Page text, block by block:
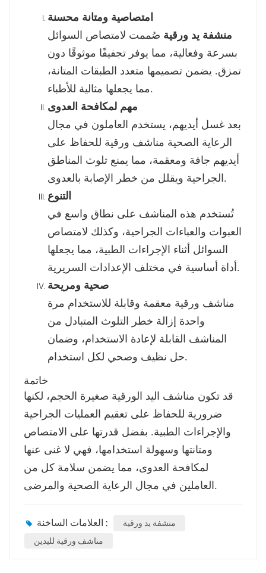
امتصاصية ومتانة محسنة
منشفة يد ورقية صُممت لامتصاص السوائل
بسرعة وفعالية، مما يوفر تجفيفًا موثوقًا دون
تمزق. يضمن تصميمها متعدد الطبقات المتانة،
مما يجعلها مثالية للأطباء.
مهم لمكافحة العدوى
بعد غسل أيديهم، يستخدم العاملون في مجال
الرعاية الصحية مناشف ورقية للحفاظ على
أيديهم جافة ومعقمة، مما يمنع تلوث المناطق
الجراحية ويقلل من خطر الإصابة بالعدوى.
التنوع
تُستخدم هذه المناشف على نطاق واسع في
العبوات والعباءات الجراحية، وكذلك لامتصاص
السوائل أثناء الإجراءات الطبية، مما يجعلها
أداة أساسية في مختلف الإعدادات السريرية.
صحية ومريحة
مناشف ورقية معقمة وقابلة للاستخدام مرة
واحدة إزالة خطر التلوث المتبادل من
المناشف القابلة لإعادة الاستخدام، وضمان
حل نظيف وصحي لكل استخدام.
خاتمة
قد تكون مناشف اليد الورقية صغيرة الحجم، لكنها
ضرورية للحفاظ على تعقيم العمليات الجراحية
والإجراءات الطبية. بفضل قدرتها على الامتصاص
ومتانتها وسهولة استخدامها، فهي لا غنى عنها
لمكافحة العدوى، مما يضمن سلامة كل من
العاملين في مجال الرعاية الصحية والمرضى.
العلامات الساخنة :
منشفة يد ورقية
مناشف ورقية لليدين